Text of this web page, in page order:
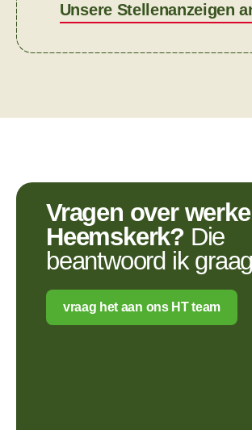
Unsere Stellenanzeigen
Vragen over
Heemskerk? Die
beantwoord ik graag
vraag het aan ons HT team